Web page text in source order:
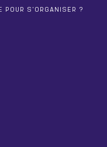
POUR S'ORGANISER ?